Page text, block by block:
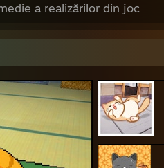
a realizărilor din joc